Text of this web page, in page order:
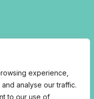
experience,
analyse our traffic.
to our use of